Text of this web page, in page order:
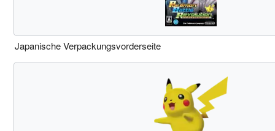
Japanische Verpackungsvorderseite